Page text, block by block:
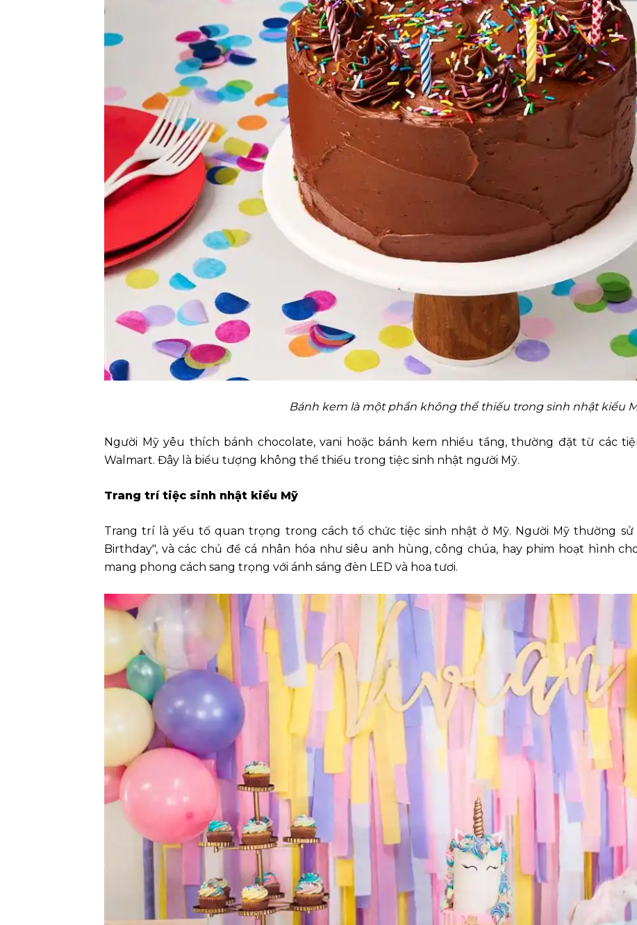
Bánh kem là một phần không thể thiếu trong sinh nhật kiểu
Người Mỹ yêu thích bánh chocolate, vani hoặc bánh kem nhiều tầng, thường đặt từ các
Walmart. Đây là biểu tượng không thể thiếu trong tiệc sinh nhật người Mỹ.
Trang trí tiệc sinh nhật kiểu Mỹ
Trang trí là yếu tố quan trọng trong cách tổ chức tiệc sinh nhật ở Mỹ. Người Mỹ thường
Birthday", và các chủ đề cá nhân hóa như siêu anh hùng, công chúa, hay phim hoạt hình
mang phong cách sang trọng với ánh sáng đèn LED và hoa tươi.